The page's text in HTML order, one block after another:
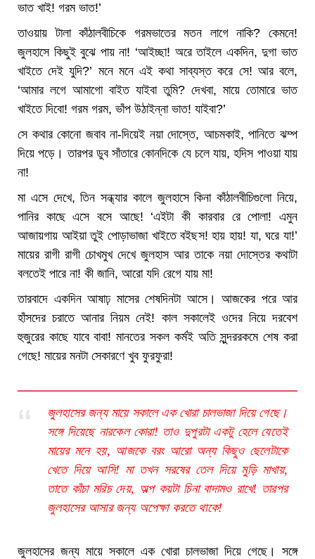
ভাত খাই! গরম ভাত!’
তাওয়ায় টালা কাঁঠালবীচিকে গরমভাতের মতন লাগে নাকি? কেমনে!
জুলহাসে কিছুই বুঝে পায় না! ‘আইচ্ছা! অরে তাইলে একদিন, দুগা ভাত
খাইতে দেই যুদি?’ মনে মনে এই কথা সাব্যস্ত করে সে! আর বলে,
‘আমার লগে আমাগো বাইত যাইবা তুমি? দেখবা, মায়ে তোমারে ভাত
খাইতে দিবো! গরম গরম, ভাঁপ উঠাইন্না ভাত! যাইবা?’
সে কথার কোনো জবাব না-দিয়েই নয়া দোস্তে, আচমকাই, পানিতে ঝম্প
দিয়ে পড়ে। তারপর ডুব সাঁতারে কোনদিকে যে চলে যায়, হদিস পাওয়া যায়
না!
মা এসে দেখে, তিন সন্ধ্যার কালে জুলহাসে কিনা কাঁঠালবীচিগুলো নিয়ে,
পানির কাছে এসে বসে আছে! ‘এইটা কী কারবার রে পোলা! এমুন
আজায়গায় আইয়া তুই পোড়াভাজা খাইতে বইছস! হায় হায়! যা, ঘরে যা!’
মায়ের রাগী রাগী চোখমুখ দেখে জুলহাস আর তাকে নয়া দোস্তের কথাটা
বলতেই পারে না! কী জানি, আরো যদি রেগে যায় মা!
তারবাদে একদিন আষাঢ় মাসের শেষদিনটা আসে। আজকের পরে আর
হাঁসদের চরাতে আনার নিয়ম নেই! কাল সকালেই ওদের নিয়ে দরবেশ
হুজুরের কাছে যাবে বাবা! মানতের সকল কর্মই অতি সুন্দররকমে শেষ করা
গেছে! মায়ের মনটা সেকারণে খুব ফুরফুরা!
জুলহাসের জন্য মায়ে সকালে এক খোরা চালভাজা দিয়ে গেছে।
সঙ্গে দিয়েছে নারকেল কোরা! তাও দুপুরটা একটু হেলে যেতেই
মায়ের মনে হয়, আজকে বরং আরো অন্য কিছুও ছেলেটাকে
খেতে দিয়ে আসি! মা তখন সরষের তেল দিয়ে মুড়ি মাখায়,
তাতে কাঁচা মরিচ দেয়, অল্প কয়টা চিনা বাদামও রাখে! তারপর
জুলহাসের আসার জন্য অপেক্ষা করতে থাকে!
জুলহাসের জন্য মায়ে সকালে এক খোরা চালভাজা দিয়ে গেছে। সঙ্গে